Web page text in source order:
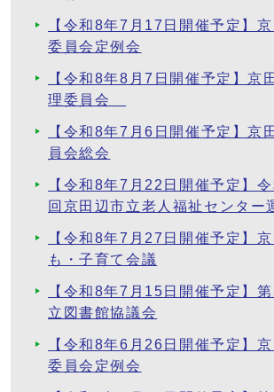
【令和8年7月17日開催予定】
委員会定例会
【令和8年8月7日開催予定】京
理委員会
【令和8年7月6日開催予定】京
員会総会
【令和8年7月22日開催予定】
回京田辺市立老人福祉センター
【令和8年7月27日開催予定】
も・子育て会議
【令和8年7月15日開催予定】
立図書館協議会
【令和8年6月26日開催予定】
委員会定例会